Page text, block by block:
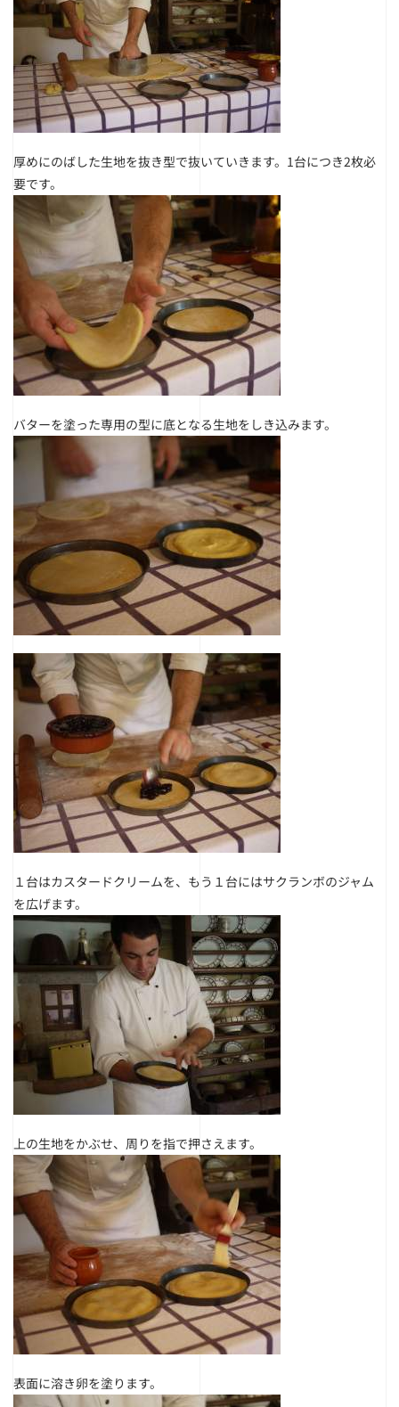
厚めにのばした生地を抜き型で抜いていきます。1台につき2枚必
要です。
バターを塗った専用の型に底となる生地をしき込みます。
１台はカスタードクリームを、もう１台にはサクランボのジャム
を広げます。
上の生地をかぶせ、周りを指で押さえます。
表面に溶き卵を塗ります。